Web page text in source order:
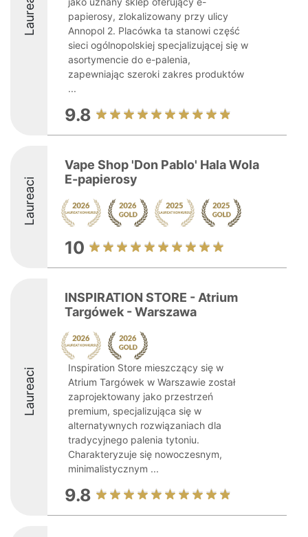
Laureaci
papierosy, zlokalizowany przy ulicy
Annopol 2. Placówka ta stanowi część
sieci ogólnopolskiej specjalizującej się w
asortymencie do e-palenia,
zapewniając szeroki zakres produktów
...
9.8
Laureaci
Vape Shop 'Don Pablo' Hala Wola
E-papierosy
10
Laureaci
INSPIRATION STORE - Atrium
Targówek - Warszawa
Inspiration Store mieszczący się w
Atrium Targówek w Warszawie został
zaprojektowany jako przestrzeń
premium, specjalizująca się w
alternatywnych rozwiązaniach dla
tradycyjnego palenia tytoniu.
Charakteryzuje się nowoczesnym,
minimalistycznym ...
9.8